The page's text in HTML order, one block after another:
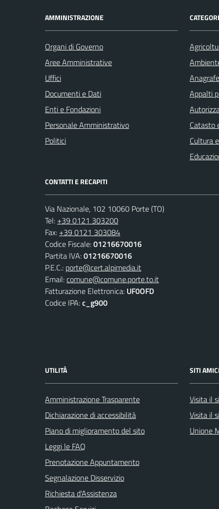
AMMINISTRAZIONE
Organi di Governo
Aree Amministrative
Uffici
Documenti e Dati
Enti e Fondazioni
Personale Amministrativo
Politici
Appalti
Catasto
Cultura
CONTATTI E RECAPITI
Via Nazionale, 102 10060 Porte (TO)
Tel: +39 0121 303200
Fax: +39 0121 303084
Codice Fiscale:01216670016
Partita IVA:01216670016
P.E.C.: porte@cert.alpimedia.it
Email:comune@comune.porte.to.it
Fatturazione Elettronica: UF0OFD
Codice IPA:c_g900
UTILITÀ
Amministrazione Trasparente
Dichiarazione di accessibilità
Piano di miglioramento del sito
Leggi le FAQ
Prenotazione Appuntamento
Segnalazione Disservizio
Richiesta d'Assistenza
SITI
Visita il
Visita il
Unione